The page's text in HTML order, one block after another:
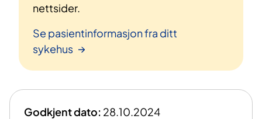
nettsider.
Se pasientinformasjon fra ditt
sykehus
Godkjent dato: 28.10.2024